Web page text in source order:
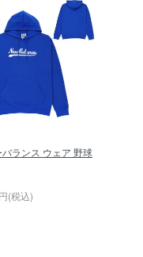
バランス ウェア 野球
(税込)